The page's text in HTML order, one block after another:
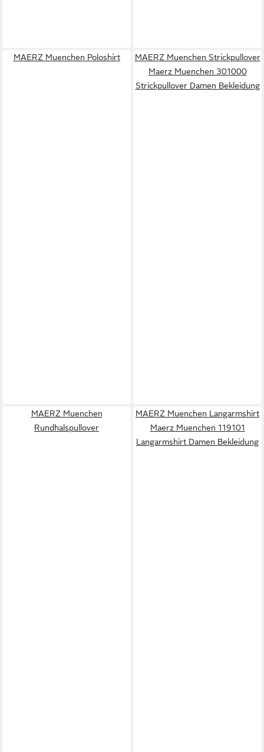
MAERZ Muenchen Poloshirt
MAERZ Muenchen Strickpullover
Maerz Muenchen 301000
Strickpullover Damen Bekleidung
MAERZ Muenchen
Rundhalspullover
MAERZ Muenchen Langarmshirt
Maerz Muenchen 119101
Langarmshirt Damen Bekleidung